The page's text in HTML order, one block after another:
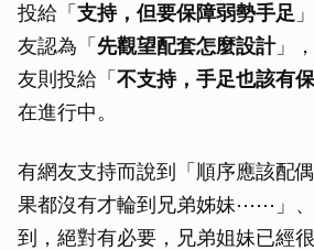
投給「支持，但要保障弱勢手足
友認為「先觀望配套怎麼設計」
友則投給「不支持，手足也該有
在進行中。
有網友支持而說到「順序應該配
果都沒有才輪到兄弟姊妹⋯⋯」
到，絕對有必要，兄弟姐妹已經